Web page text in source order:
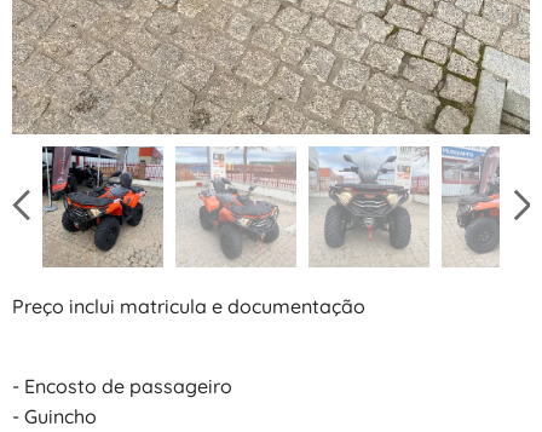
Preço inclui matricula e documentação
- Encosto de passageiro
- Guincho